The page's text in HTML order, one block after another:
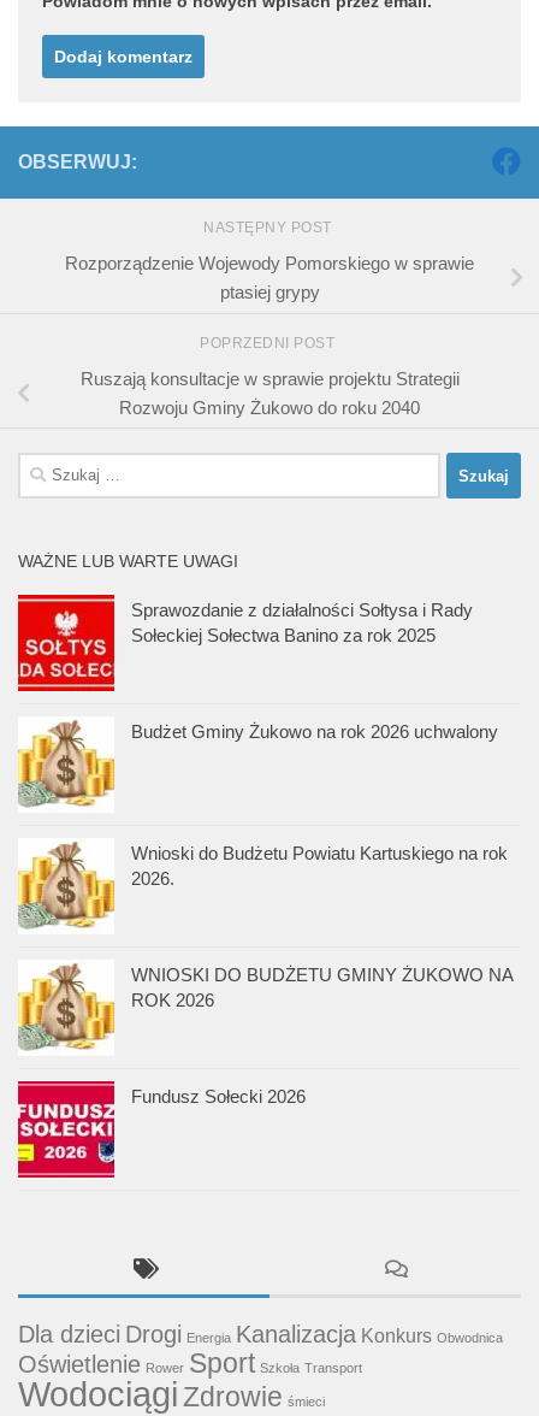
OBSERWUJ:
NASTĘPNY POST
Rozporządzenie Wojewody Pomorskiego w sprawie
ptasiej grypy
POPRZEDNI POST
Ruszają konsultacje w sprawie projektu Strategii
Rozwoju Gminy Żukowo do roku 2040
Szukaj:
WAŻNE LUB WARTE UWAGI
Sprawozdanie z działalności Sołtysa i Rady
Sołeckiej Sołectwa Banino za rok 2025
Budżet Gminy Żukowo na rok 2026 uchwalony
Wnioski do Budżetu Powiatu Kartuskiego na rok
2026.
WNIOSKI DO BUDŻETU GMINY ŻUKOWO NA
ROK 2026
Fundusz Sołecki 2026
Dla dzieci Drogi Energia Kanalizacja Konkurs Obwodnica
Oświetlenie Rower Sport Szkoła Transport
WodociągiZdrowie śmieci